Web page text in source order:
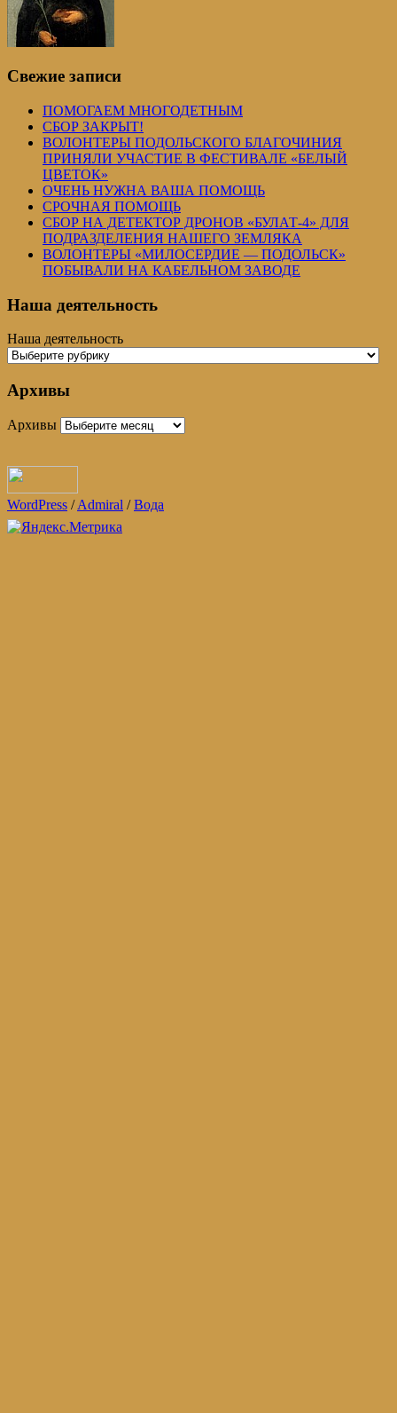
Свежие записи
ПОМОГАЕМ МНОГОДЕТНЫМ
СБОР ЗАКРЫТ!
ВОЛОНТЕРЫ ПОДОЛЬСКОГО БЛАГОЧИНИЯ
ПРИНЯЛИ УЧАСТИЕ В ФЕСТИВАЛЕ «БЕЛЫЙ
ЦВЕТОК»
ОЧЕНЬ НУЖНА ВАША ПОМОЩЬ
СРОЧНАЯ ПОМОЩЬ
СБОР НА ДЕТЕКТОР ДРОНОВ «БУЛАТ-4» ДЛЯ
ПОДРАЗДЕЛЕНИЯ НАШЕГО ЗЕМЛЯКА
ВОЛОНТЕРЫ «МИЛОСЕРДИЕ — ПОДОЛЬСК»
ПОБЫВАЛИ НА КАБЕЛЬНОМ ЗАВОДЕ
Наша деятельность
Наша деятельность
Архивы
Архивы
WordPress /Admiral /Вода